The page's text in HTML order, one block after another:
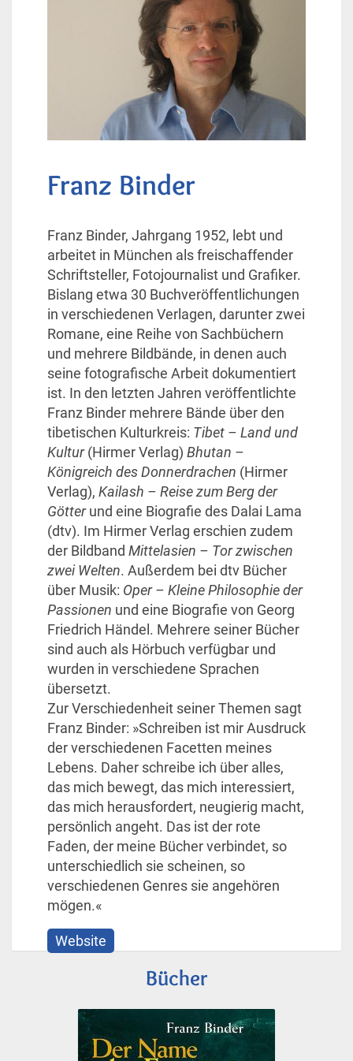
Franz Binder
Franz Binder, Jahrgang 1952, lebt und
arbeitet in München als freischaffender
Schriftsteller, Fotojournalist und Grafiker.
Bislang etwa 30 Buchveröffentlichungen
in verschiedenen Verlagen, darunter zwei
Romane, eine Reihe von Sachbüchern
und mehrere Bildbände, in denen auch
seine fotografische Arbeit dokumentiert
ist. In den letzten Jahren veröffentlichte
Franz Binder mehrere Bände über den
tibetischen Kulturkreis: Tibet – Land und
Kultur(Hirmer Verlag) Bhutan –
Königreich des Donnerdrachen (Hirmer
Verlag), Kailash – Reise zum Berg der
Götterund eine Biografie des Dalai Lama
(dtv). Im Hirmer Verlag erschien zudem
der Bildband Mittelasien – Tor zwischen
zwei Welten. Außerdem bei dtv Bücher
über Musik: Oper – Kleine Philosophie der
Passionen und eine Biografie von Georg
Friedrich Händel. Mehrere seiner Bücher
sind auch als Hörbuch verfügbar und
wurden in verschiedene Sprachen
übersetzt.
Zur Verschiedenheit seiner Themen sagt
Franz Binder: »Schreiben ist mir Ausdruck
der verschiedenen Facetten meines
Lebens. Daher schreibe ich über alles,
das mich bewegt, das mich interessiert,
das mich herausfordert, neugierig macht,
persönlich angeht. Das ist der rote
Faden, der meine Bücher verbindet, so
unterschiedlich sie scheinen, so
verschiedenen Genres sie angehören
mögen.«
Website
Bücher